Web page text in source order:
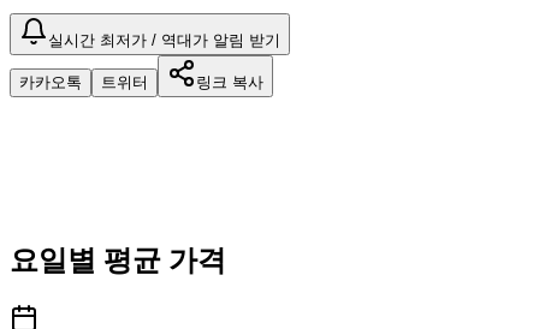
실시간 최저가 / 역대가 알림 받기
카카오톡 트위터 링크 복사
요일별 평균 가격